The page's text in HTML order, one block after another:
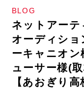
BLOG
ネットアーテ
オーディショ
ーキャニオ
ューサー様(
【あおぎり